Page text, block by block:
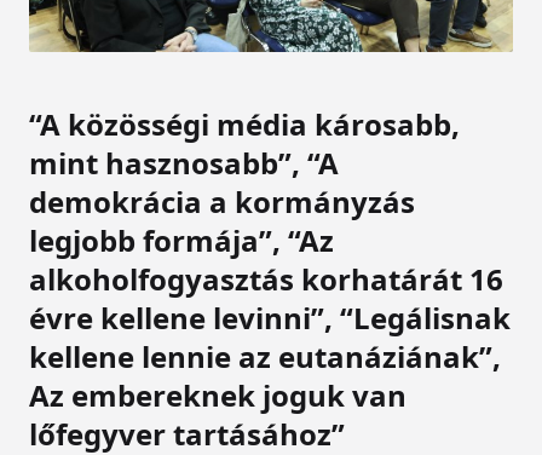
“A közösségi média károsabb,
mint hasznosabb”, “A
demokrácia a kormányzás
legjobb formája”, “Az
alkoholfogyasztás korhatárát 16
évre kellene levinni”, “Legálisnak
kellene lennie az eutanáziának”,
Az embereknek joguk van
lőfegyver tartásához”